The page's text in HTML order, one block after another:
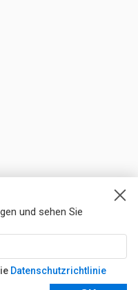
und sehen Sie
Datenschutzrichtlinie